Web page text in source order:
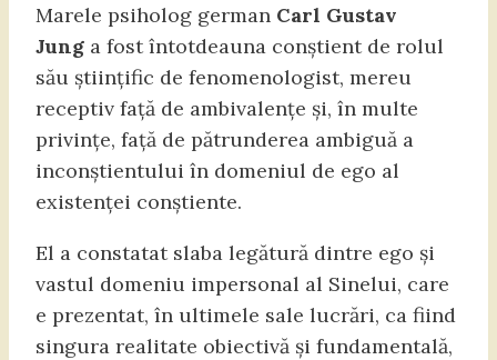
Marele psiholog german Carl Gustav
Jung a fost întotdeauna conștient de rolul
său științific de fenomenologist, mereu
receptiv față de ambivalențe și, în multe
privințe, față de pătrunderea ambiguă a
inconștientului în domeniul de ego al
existenței conștiente.
El a constatat slaba legătură dintre ego și
vastul domeniu impersonal al Sinelui, care
e prezentat, în ultimele sale lucrări, ca fiind
singura realitate obiectivă și fundamentală,